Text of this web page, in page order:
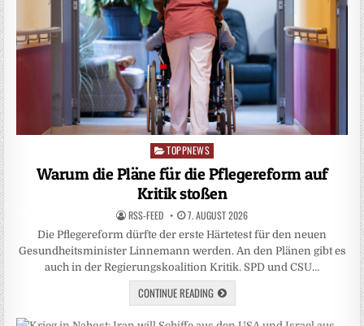
Posted
TOPPNEWS
Warum die Pläne für die Pflegereform auf
Kritik stoßen
RSS-FEED 7. AUGUST 2026
Die Pflegereform dürfte der erste Härtetest für den neuen
Gesundheitsminister Linnemann werden. An den Plänen gibt es
auch in der Regierungskoalition Kritik. SPD und CSU…
CONTINUE READING